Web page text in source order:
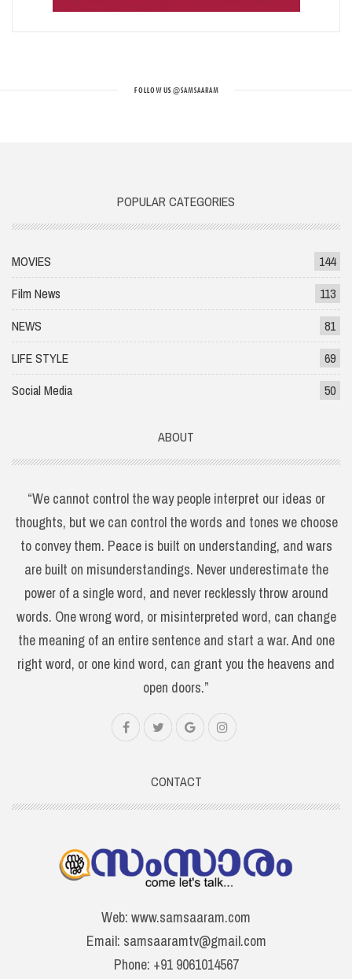
FOLLOW US@SAMSAARAM
POPULAR CATEGORIES
MOVIES
144
Film News
113
NEWS
81
LIFE STYLE
69
Social Media
50
ABOUT
“We cannot control the way people interpret our ideas or
thoughts, but we can control the words and tones we choose
to convey them. Peace is built on understanding, and wars
are built on misunderstandings. Never underestimate the
power of a single word, and never recklessly throw around
words. One wrong word, or misinterpreted word, can change
the meaning of an entire sentence and start a war. And one
right word, or one kind word, can grant you the heavens and
open doors.”
CONTACT
Web: www.samsaaram.com
Email: samsaaramtv@gmail.com
Phone: +91 9061014567